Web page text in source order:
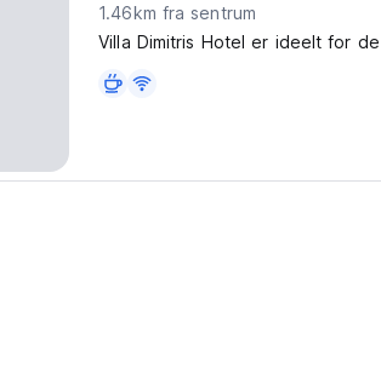
1.46km fra sentrum
Villa Dimitris Hotel er ideelt for